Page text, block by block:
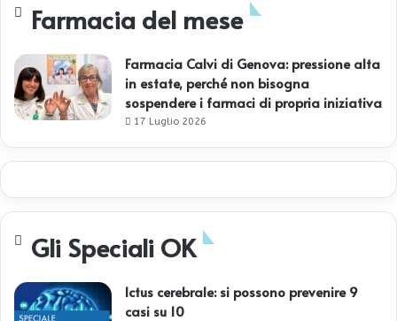
Farmacia del mese
Farmacia Calvi di Genova: pressione alta
in estate, perché non bisogna
sospendere i farmaci di propria iniziativa
17 Luglio 2026
Gli Speciali OK
Ictus cerebrale: si possono prevenire 9
casi su 10